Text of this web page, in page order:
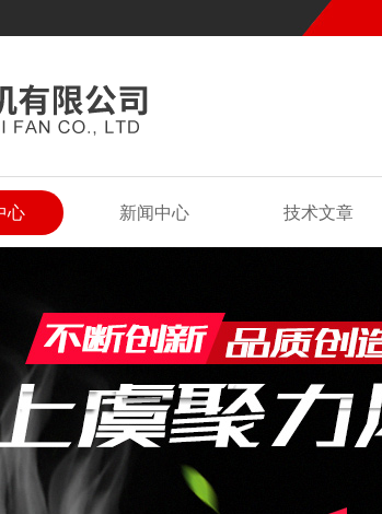
心 新闻中心 技术文章